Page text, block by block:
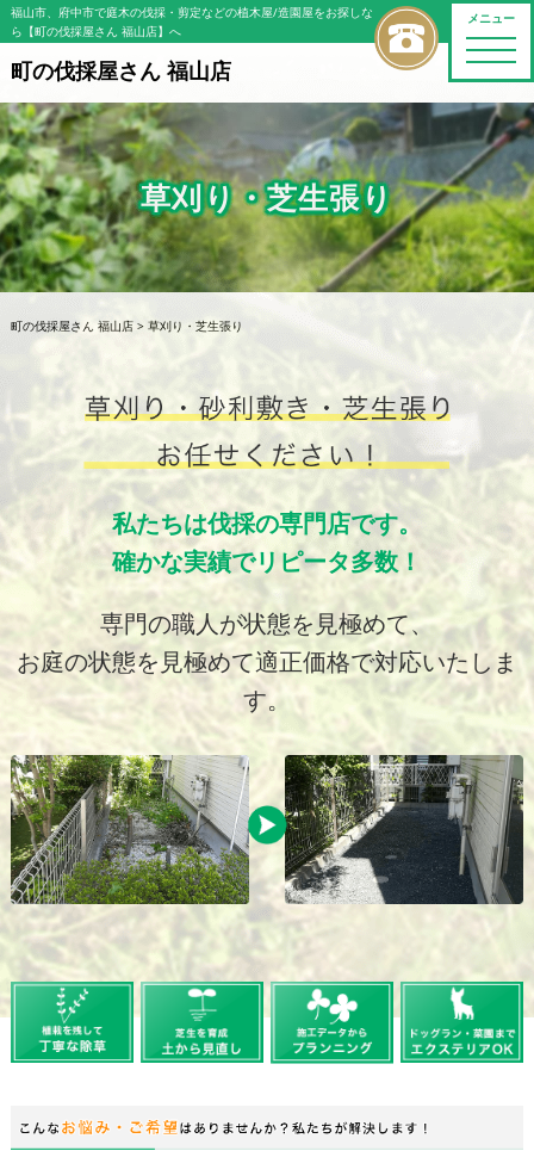
メニュー
toggle
福山市、府中市で庭木の伐採・剪定などの植木屋/造園屋をお探しな
ら【町の伐採屋さん 福山店】へ
町の伐採屋さん 福山店
草刈り・芝生張り
町の伐採屋さん 福山店> 草刈り・芝生張り
私たちは伐採の専門店です。
確かな実績でリピータ多数！
専門の職人が状態を見極めて、
お庭の状態を見極めて適正価格で対応いたしま
す。